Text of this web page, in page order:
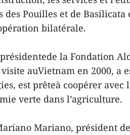
des Pouilles et de
bilatérale.
la Fondation
auVietnam en 2000, a
est prêteà coopérer avec
verte dans l’agriculture.
Mariano, président